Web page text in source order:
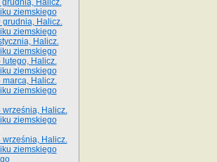
grudnia, Halicz.
ziemskiego
grudnia, Halicz.
ziemskiego
Halicz.
ziemskiego
lutego, Halicz.
ziemskiego
marca, Halicz.
ziemskiego
września, Halicz.
ziemskiego
września, Halicz.
ziemskiego